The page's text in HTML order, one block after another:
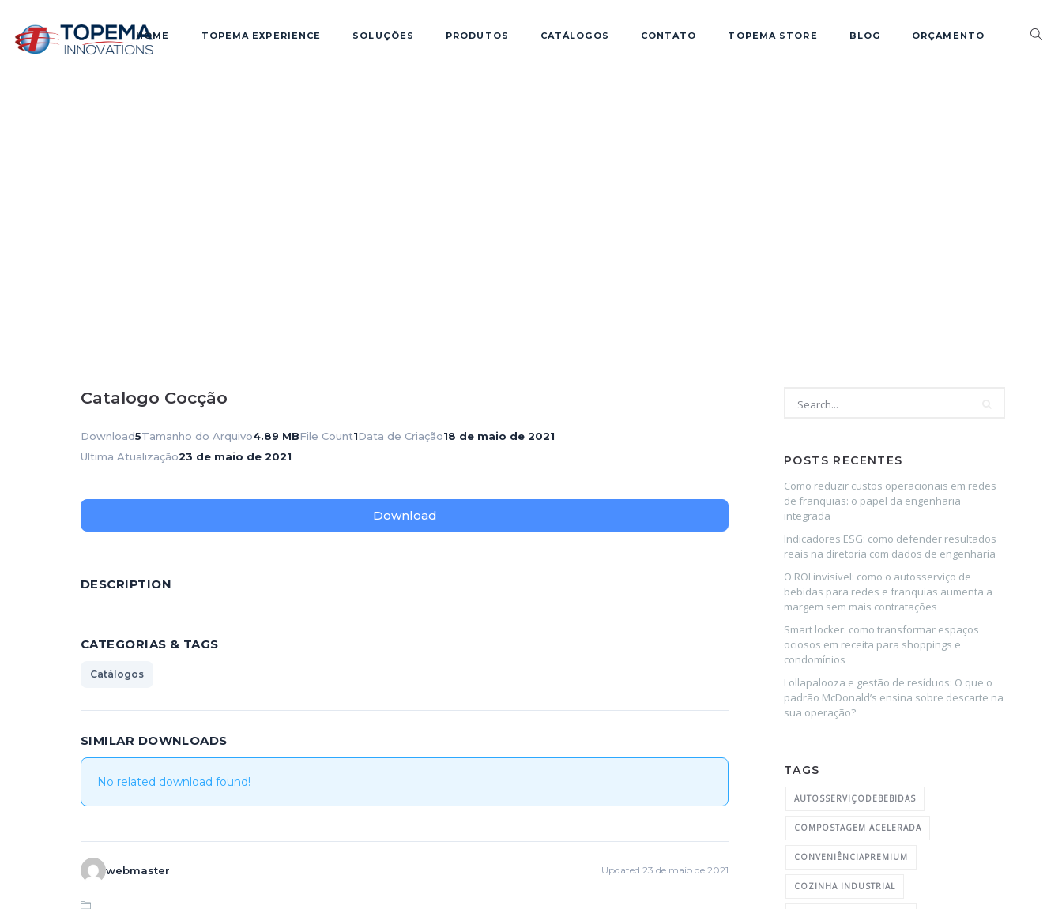
HOME TOPEMA EXPERIENCE SOLUÇÕES PRODUTOS CATÁLOGOS CONTATO TOPEMA STORE BLOG ORÇAMENTO
Catalogo Cocção
Download5Tamanho do Arquivo4.89 MBFile Count1Data de Criação18 de maio de 2021
Ultima Atualização23 de maio de 2021
Download
DESCRIPTION
CATEGORIAS & TAGS
Catálogos
SIMILAR DOWNLOADS
No related download found!
webmaster Updated 23 de maio de 2021
POSTS RECENTES
Como reduzir custos operacionais em redes
de franquias: o papel da engenharia
integrada
Indicadores ESG: como defender resultados
reais na diretoria com dados de engenharia
O ROI invisível: como o autosserviço de
bebidas para redes e franquias aumenta a
margem sem mais contratações
Smart locker: como transformar espaços
ociosos em receita para shoppings e
condomínios
Lollapalooza e gestão de resíduos: O que o
padrão McDonald’s ensina sobre descarte na
sua operação?
TAGS
AUTOSSERVIÇODEBEBIDAS
COMPOSTAGEM ACELERADA
CONVENIÊNCIAPREMIUM
COZINHA INDUSTRIAL